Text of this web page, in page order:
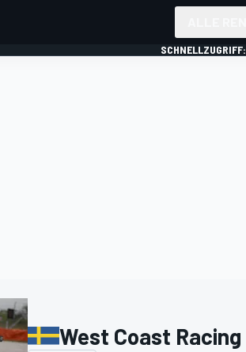
SCHNELLZUGRIFF:
West Coast Racing